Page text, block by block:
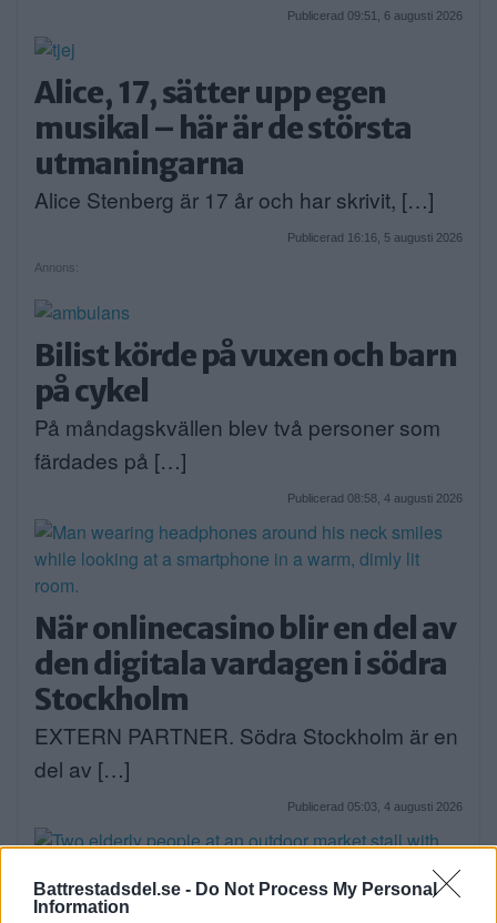
Battrestadsdel.se - Do Not Process My Personal
Information
Publicerad 09:51, 6 augusti 2026
Alice, 17, sätter upp egen
musikal – här är de största
utmaningarna
Alice Stenberg är 17 år och har skrivit, […]
Publicerad 16:16, 5 augusti 2026
Annons:
Bilist körde på vuxen och barn
på cykel
På måndagskvällen blev två personer som
färdades på […]
Publicerad 08:58, 4 augusti 2026
När onlinecasino blir en del av
den digitala vardagen i södra
Stockholm
EXTERN PARTNER. Södra Stockholm är en
del av […]
Publicerad 05:03, 4 augusti 2026